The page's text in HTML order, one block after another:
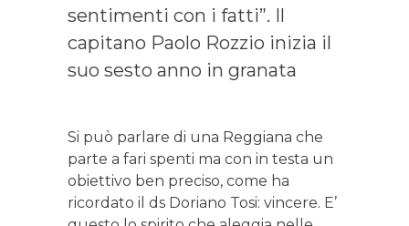
sentimenti con i fatti”. Il
capitano Paolo Rozzio inizia il
suo sesto anno in granata
Si può parlare di una Reggiana che
parte a fari spenti ma con in testa un
obiettivo ben preciso, come ha
ricordato il ds Doriano Tosi: vincere. E’